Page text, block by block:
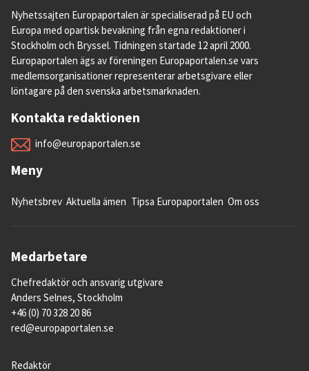
Nyhetssajten Europaportalen är specialiserad på EU och
Europa med opartisk bevakning från egna redaktioner i
Stockholm och Bryssel. Tidningen startade 12 april 2000.
Europaportalen ägs av föreningen Europaportalen.se vars
medlemsorganisationer representerar arbetsgivare eller
löntagare på den svenska arbetsmarknaden.
Kontakta redaktionen
info@europaportalen.se
Meny
Nyhetsbrev Aktuella ämen Tipsa Europaportalen Om oss
Medarbetare
Chefredaktör och ansvarig utgivare
Anders Selnes, Stockholm
+46 (0) 70 328 20 86
red@europaportalen.se
Redaktör